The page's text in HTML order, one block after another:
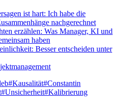
ist hart: Ich habe die
nachgerechnet
erzählen: Was Manager, KI und
haben
Besser entscheiden unter
#Kausalität#Constantin
#Unsicherheit#Kalibrierung